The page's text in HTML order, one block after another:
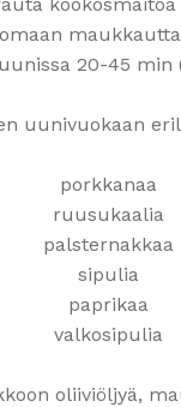
20-45 min
uunivuokaan
porkkanaa
ruusukaalia
palsternakkaa
sipulia
paprikaa
valkosipulia
oliiviöljyä,